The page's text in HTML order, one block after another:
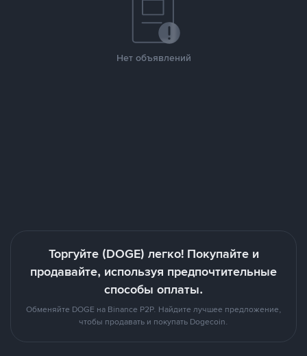
Нет объявлений
Торгуйте (DOGE) легко! Покупайте и
продавайте, используя предпочтительные
способы оплаты.
Обменяйте DOGE на Binance P2P. Найдите лучшее предложение,
чтобы продавать и покупать Dogecoin.